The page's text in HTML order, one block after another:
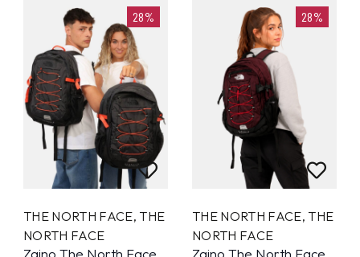
28%
THE NORTH FACE, THE
NORTH FACE
Zaino The North Face
28%
THE NORTH FACE, THE
NORTH FACE
Zaino The North Face